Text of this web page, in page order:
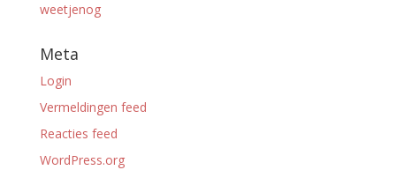
weetjenog
Meta
Login
Vermeldingen feed
Reacties feed
WordPress.org